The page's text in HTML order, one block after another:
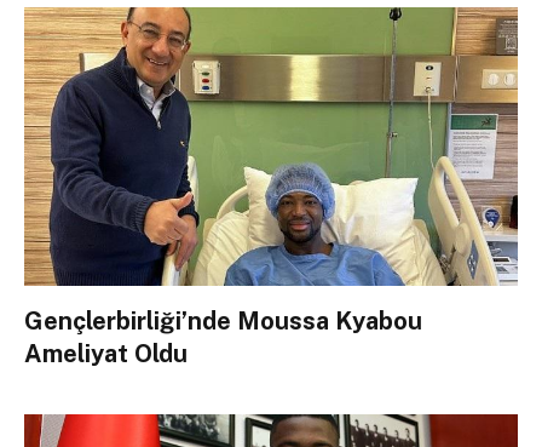
Gençlerbirliği’nde Moussa Kyabou
Ameliyat Oldu